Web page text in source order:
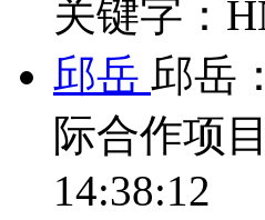
关键字：
邱岳 邱岳
际合作项
14:38:12